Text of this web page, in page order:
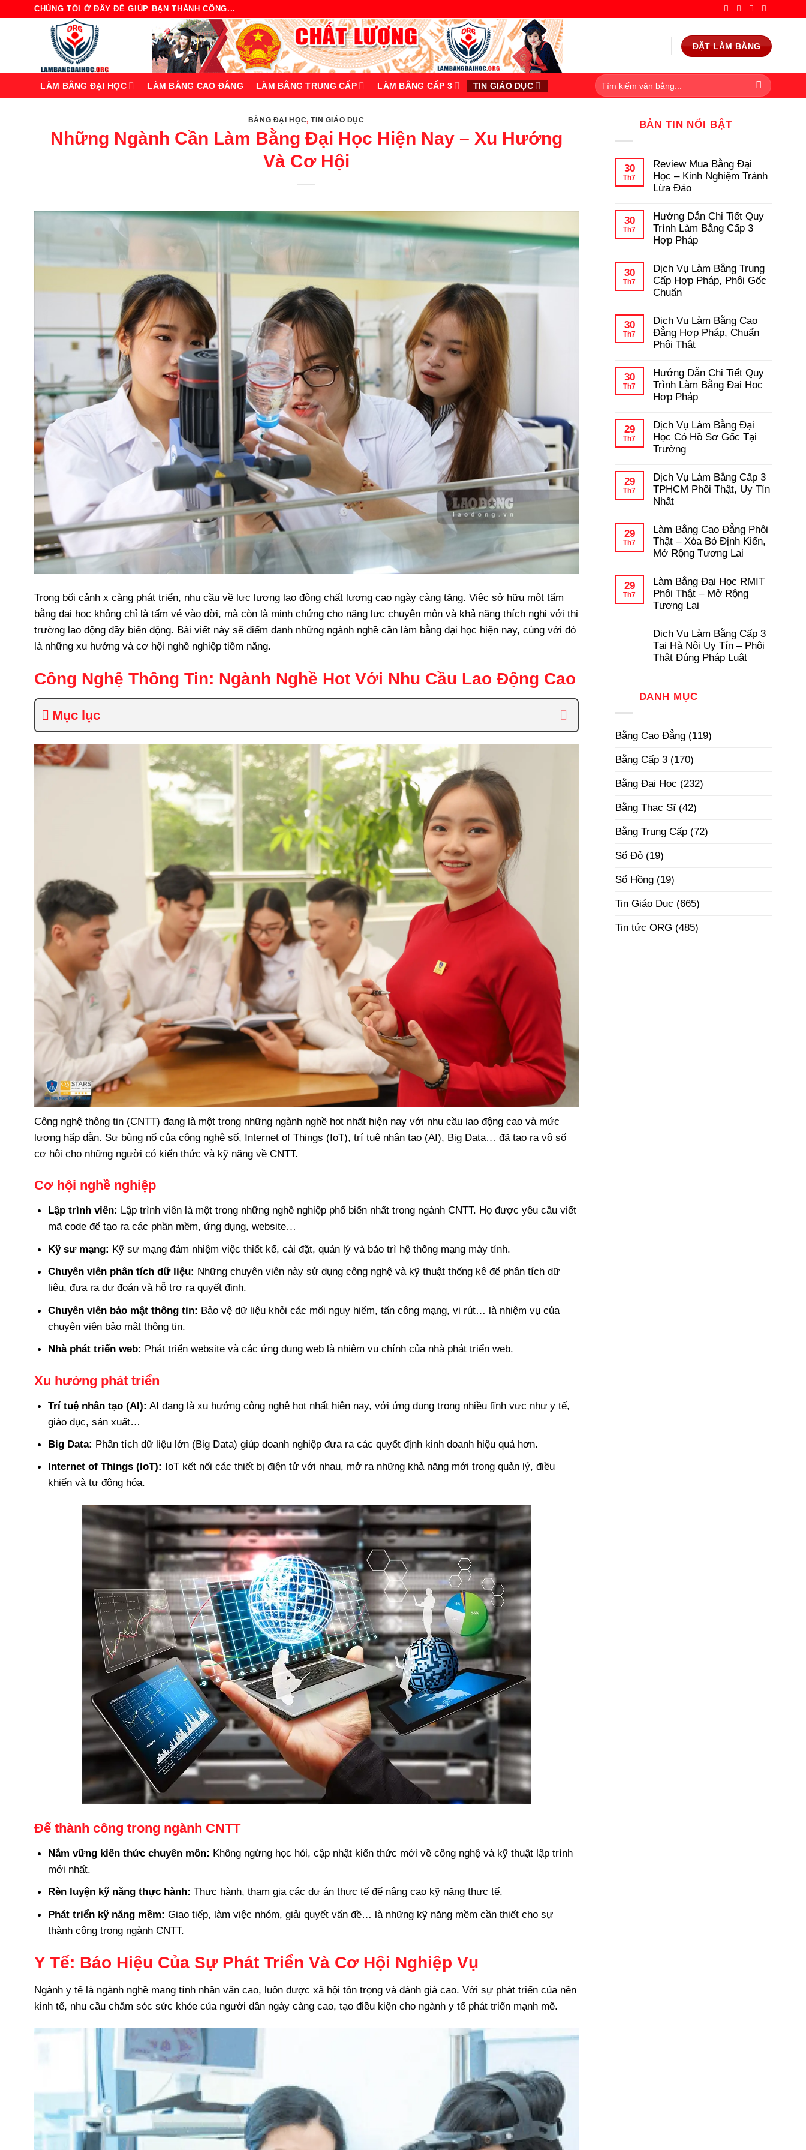
CHÚNG TÔI Ở ĐÂY ĐỂ GIÚP BẠN THÀNH CÔNG...
ĐẶT LÀM BẰNG
LÀM BẰNG ĐẠI HỌC LÀM BẰNG CAO ĐẲNG LÀM BẰNG TRUNG CẤP LÀM BẰNG CẤP 3 TIN GIÁO DỤC
BẰNG ĐẠI HỌC,TIN GIÁO DỤC
Những Ngành Cần Làm Bằng Đại Học Hiện Nay – Xu Hướng
Và Cơ Hội
Trong bối cảnh x càng phát triển, nhu cầu về lực lượng lao động chất lượng cao ngày càng tăng. Việc sở hữu một tấm
bằng đại học không chỉ là tấm vé vào đời, mà còn là minh chứng cho năng lực chuyên môn và khả năng thích nghi với thị
trường lao động đầy biến động. Bài viết này sẽ điểm danh những ngành nghề cần làm bằng đại học hiện nay, cùng với đó
là những xu hướng và cơ hội nghề nghiệp tiềm năng.
Công Nghệ Thông Tin: Ngành Nghề Hot Với Nhu Cầu Lao Động Cao
Mục lục
Công nghệ thông tin (CNTT) đang là một trong những ngành nghề hot nhất hiện nay với nhu cầu lao động cao và mức
lương hấp dẫn. Sự bùng nổ của công nghệ số, Internet of Things (IoT), trí tuệ nhân tạo (AI), Big Data… đã tạo ra vô số
cơ hội cho những người có kiến thức và kỹ năng về CNTT.
Cơ hội nghề nghiệp
Lập trình viên: Lập trình viên là một trong những nghề nghiệp phổ biến nhất trong ngành CNTT. Họ được yêu cầu viết
mã code để tạo ra các phần mềm, ứng dụng, website…
Kỹ sư mạng: Kỹ sư mạng đảm nhiệm việc thiết kế, cài đặt, quản lý và bảo trì hệ thống mạng máy tính.
Chuyên viên phân tích dữ liệu: Những chuyên viên này sử dụng công nghệ và kỹ thuật thống kê để phân tích dữ
liệu, đưa ra dự đoán và hỗ trợ ra quyết định.
Chuyên viên bảo mật thông tin: Bảo vệ dữ liệu khỏi các mối nguy hiểm, tấn công mạng, vi rút… là nhiệm vụ của
chuyên viên bảo mật thông tin.
Nhà phát triển web: Phát triển website và các ứng dụng web là nhiệm vụ chính của nhà phát triển web.
Xu hướng phát triển
Trí tuệ nhân tạo (AI): AI đang là xu hướng công nghệ hot nhất hiện nay, với ứng dụng trong nhiều lĩnh vực như y tế,
giáo dục, sản xuất…
Big Data: Phân tích dữ liệu lớn (Big Data) giúp doanh nghiệp đưa ra các quyết định kinh doanh hiệu quả hơn.
Internet of Things (IoT): IoT kết nối các thiết bị điện tử với nhau, mở ra những khả năng mới trong quản lý, điều
khiển và tự động hóa.
Để thành công trong ngành CNTT
Nắm vững kiến thức chuyên môn: Không ngừng học hỏi, cập nhật kiến thức mới về công nghệ và kỹ thuật lập trình
mới nhất.
Rèn luyện kỹ năng thực hành: Thực hành, tham gia các dự án thực tế để nâng cao kỹ năng thực tế.
Phát triển kỹ năng mềm: Giao tiếp, làm việc nhóm, giải quyết vấn đề… là những kỹ năng mềm cần thiết cho sự
thành công trong ngành CNTT.
Y Tế: Báo Hiệu Của Sự Phát Triển Và Cơ Hội Nghiệp Vụ
Ngành y tế là ngành nghề mang tính nhân văn cao, luôn được xã hội tôn trọng và đánh giá cao. Với sự phát triển của nền
kinh tế, nhu cầu chăm sóc sức khỏe của người dân ngày càng cao, tạo điều kiện cho ngành y tế phát triển mạnh mẽ.
BẢN TIN NỔI BẬT
30
Th7
Review Mua Bằng Đại
Học – Kinh Nghiệm Tránh
Lừa Đảo
bình
luận
ở
Review
Đại
Học
–
Kinh
Lừa
Đảo
30
Th7
Hướng Dẫn Chi Tiết Quy
Trình Làm Bằng Cấp 3
Hợp Pháp
bình
luận
ở
Hướng
Tiết
Quy
Trình
Làm
3
Hợp
Pháp
30
Th7
Dịch Vụ Làm Bằng Trung
Cấp Hợp Pháp, Phôi Gốc
Chuẩn
bình
luận
ở
Dịch
Bằng
Trung
Cấp
Hợp
Gốc
Chuẩn
30
Th7
Dịch Vụ Làm Bằng Cao
Đẳng Hợp Pháp, Chuẩn
Phôi Thật
bình
luận
ở
Dịch
Bằng
Cao
Đẳng
Hợp
Phôi
Thật
30
Th7
Hướng Dẫn Chi Tiết Quy
Trình Làm Bằng Đại Học
Hợp Pháp
bình
luận
ở
Hướng
Tiết
Quy
Trình
Làm
Học
Hợp
Pháp
29
Th7
Dịch Vụ Làm Bằng Đại
Học Có Hồ Sơ Gốc Tại
Trường
bình
luận
ở
Dịch
Bằng
Đại
Học
Có
Gốc
Tại
Trường
29
Th7
Dịch Vụ Làm Bằng Cấp 3
TPHCM Phôi Thật, Uy Tín
Nhất
bình
luận
ở
Dịch
Bằng
Cấp
3
TPHCM
Uy
Tín
Nhất
29
Th7
Làm Bằng Cao Đẳng Phôi
Thật – Xóa Bỏ Định Kiến,
Mở Rộng Tương Lai
bình
luận
ở
Làm
Đẳng
Phôi
Thật
Kiến,
Mở
29
Th7
Làm Bằng Đại Học RMIT
Phôi Thật – Mở Rộng
Tương Lai
bình
luận
ở
Làm
RMIT
Phôi
Rộng
Dịch Vụ Làm Bằng Cấp 3
Tại Hà Nội Uy Tín – Phôi
Thật Đúng Pháp Luật
luận
Bằng
3
Tại
Nội
Uy
–
Phôi
Đúng
Pháp
DANH MỤC
Bằng Cao Đẳng(119)
Bằng Cấp 3(170)
Bằng Đại Học (232)
Bằng Thạc Sĩ(42)
Bằng Trung Cấp(72)
Sổ Đỏ(19)
Sổ Hồng(19)
Tin Giáo Dục (665)
Tin tức ORG (485)